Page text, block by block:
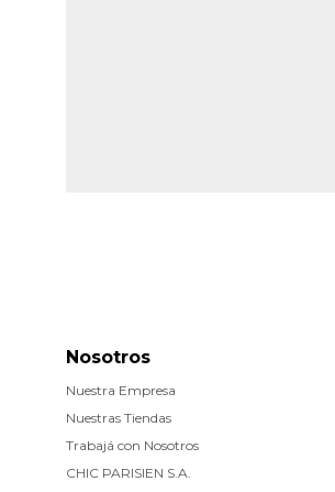
Nosotros
Nuestra Empresa
Nuestras Tiendas
Trabajá con Nosotros
CHIC PARISIEN S.A.